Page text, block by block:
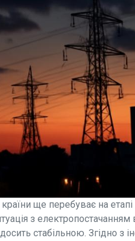
ще перебуває на
з електропостачанням
стабільною. Згідно з